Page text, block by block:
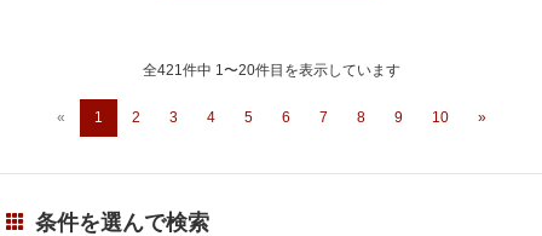
全421件中 1〜20件目を表示しています
« 1 2 3 4 5 6 7 8 9 10 »
条件を選んで検索